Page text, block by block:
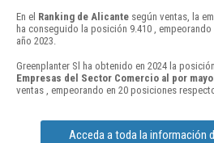
En el Ranking de Alicante según ventas, la
ha conseguido la posición 9.410 ,
año 2023.
Greenplanter Sl ha obtenido en 2024 la
Empresas del Sector Comercio al por
ventas , empeorando en 20 posiciones
Acceda a toda la información